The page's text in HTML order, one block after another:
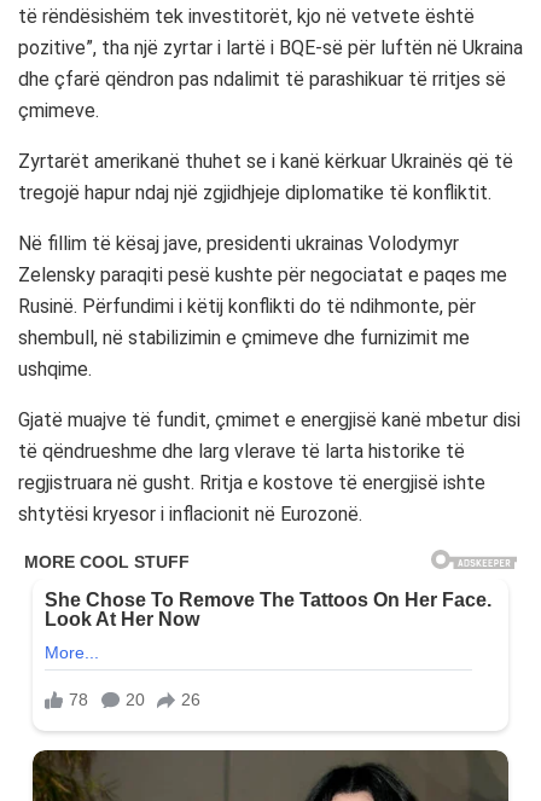
të rëndësishëm tek investitorët, kjo në vetvete është
pozitive”, tha një zyrtar i lartë i BQE-së për luftën në Ukraina
dhe çfarë qëndron pas ndalimit të parashikuar të rritjes së
çmimeve.
Zyrtarët amerikanë thuhet se i kanë kërkuar Ukrainës që të
tregojë hapur ndaj një zgjidhjeje diplomatike të konfliktit.
Në fillim të kësaj jave, presidenti ukrainas Volodymyr
Zelensky paraqiti pesë kushte për negociatat e paqes me
Rusinë. Përfundimi i këtij konflikti do të ndihmonte, për
shembull, në stabilizimin e çmimeve dhe furnizimit me
ushqime.
Gjatë muajve të fundit, çmimet e energjisë kanë mbetur disi
të qëndrueshme dhe larg vlerave të larta historike të
regjistruara në gusht. Rritja e kostove të energjisë ishte
shtytësi kryesor i inflacionit në Eurozonë.